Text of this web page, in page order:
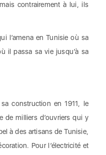
contrairement à lui, ils
l’amena en Tunisie où sa
il passa sa vie jusqu’à sa
construction en 1911, le
de milliers d’ouvriers qui y
à des artisans de Tunisie,
Pour l’électricité et